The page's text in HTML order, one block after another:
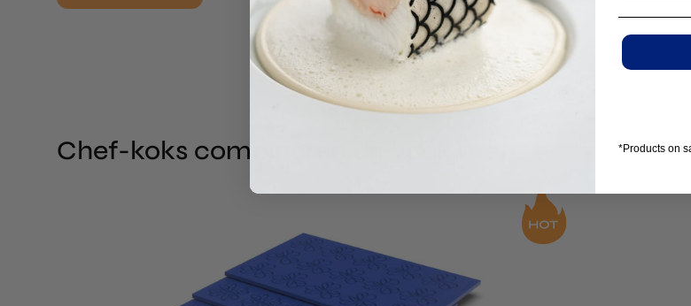
Chef-koks combineren dit vaak met *Products on